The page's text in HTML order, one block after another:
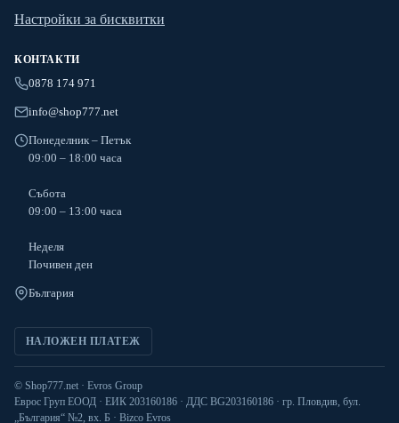
Настройки за бисквитки
КОНТАКТИ
0878 174 971
info@shop777.net
Понеделник – Петък
09:00 – 18:00 часа
Събота
09:00 – 13:00 часа
Неделя
Почивен ден
България
НАЛОЖЕН ПЛАТЕЖ
© Shop777.net · Evros Group
Еврос Груп ЕООД · ЕИК 203160186 · ДДС BG203160186 · гр. Пловдив, бул.
„България“ №2, вх. Б · Bizco Evros